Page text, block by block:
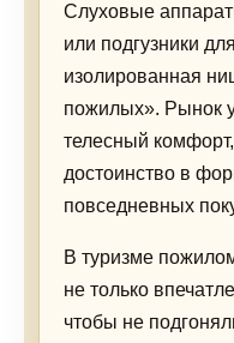
Слуховые
или подгузники
изолированная
пожилых». Рынок
телесный
достоинство в
повседневных
В туризме
не только
чтобы не